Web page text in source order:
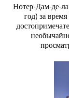
Нотер-Дам-де-
год) за